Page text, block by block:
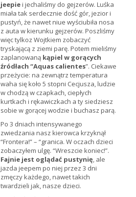
jeepiei jechaliśmy do gejzerów. Luśka
miała tak serdecznie dość gór, jezior i
pustyń, że nawet niue wyściubiła nosa
z auta w kierunku gejzerów. Poszliśmy
więc tylkoz Wojtkiem zobaczyć
tryskającą z ziemi parę. Potem mieliśmy
zaplanowaną kąpiel w gorących
źródłach “Aquas calientes”. Ciekawe
przeżycie: na zewnątrz temperatura
waha się koło 5 stopni Cecjusza, ludzie
w chodzą w czapkach, ciepłych
kurtkach i rękawiczkach a ty siedziesz
sobie w gorącej wodzie i buchasz parą.
Po 3 dniach intensywanego
zwiedzania nasz kierowca krzyknął
“Frontera!” – “granica. W oczach dzieci
zobaczyłem ulgę. “Wreszcie koniec!”.
Fajnie jest oglądać pustynię, ale
jazda jeepem po niej przez 3 dni
zmęczy każdego, nawet takich
twardzieli jak, nasze dzieci.